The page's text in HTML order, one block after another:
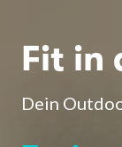
Fit in
Dein